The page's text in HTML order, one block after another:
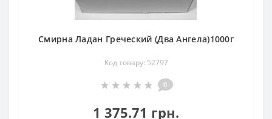
Смирна Ладан Греческий (Два Ангела)1000г
Код товару: 52797
0
1 375.71 грн.